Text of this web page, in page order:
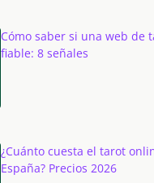
Cómo saber si una web de
fiable: 8 señales
¿Cuánto cuesta el tarot
España? Precios 2026